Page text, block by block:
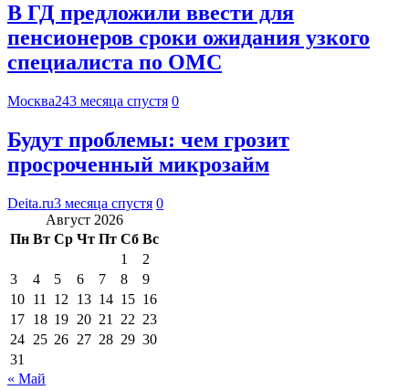
В ГД предложили ввести для
пенсионеров сроки ожидания узкого
специалиста по ОМС
Москва243 месяца спустя 0
Будут проблемы: чем грозит
просроченный микрозайм
Deita.ru3 месяца спустя 0
Август 2026
Пн Вт Ср Чт Пт Сб Вс
1
2
3
4 5 6 7 8
9
10 11 12 13 14 15 16
17 18 19 20 21 22 23
24 25 26 27 28 29 30
31
« Май